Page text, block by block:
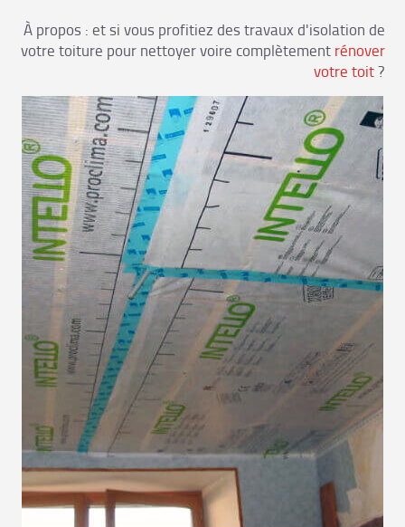
À propos : et si vous profitiez des travaux d'isolation de
votre toiture pour nettoyer voire complètement rénover
votre toit?